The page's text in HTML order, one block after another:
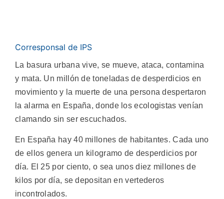
Corresponsal de IPS
La basura urbana vive, se mueve, ataca, contamina
y mata. Un millón de toneladas de desperdicios en
movimiento y la muerte de una persona despertaron
la alarma en España, donde los ecologistas venían
clamando sin ser escuchados.
En España hay 40 millones de habitantes. Cada uno
de ellos genera un kilogramo de desperdicios por
día. El 25 por ciento, o sea unos diez millones de
kilos por día, se depositan en vertederos
incontrolados.